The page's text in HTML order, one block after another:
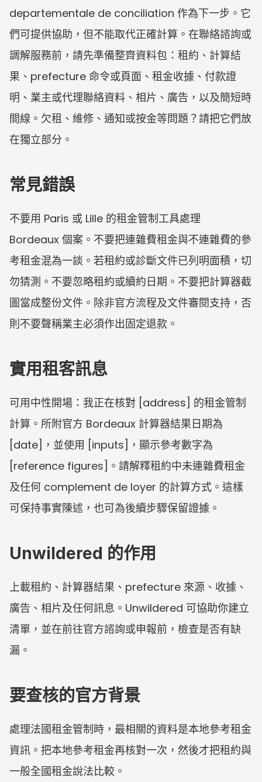
departementale de conciliation 作為下一步。它
們可提供協助，但不能取代正確計算。在聯絡諮詢或
調解服務前，請先準備整齊資料包：租約、計算結
果、prefecture 命令或頁面、租金收據、付款證
明、業主或代理聯絡資料、相片、廣告，以及簡短時
間線。欠租、維修、通知或按金等問題？請把它們放
在獨立部分。
常見錯誤
不要用 Paris 或 Lille 的租金管制工具處理
Bordeaux 個案。不要把連雜費租金與不連雜費的參
考租金混為一談。若租約或診斷文件已列明面積，切
勿猜測。不要忽略租約或續約日期。不要把計算器截
圖當成整份文件。除非官方流程及文件審閱支持，否
則不要聲稱業主必須作出固定退款。
實用租客訊息
可用中性開場：我正在核對 [address] 的租金管制
計算。所附官方 Bordeaux 計算器結果日期為
[date]，並使用 [inputs]，顯示參考數字為
[reference figures]。請解釋租約中未連雜費租金
及任何 complement de loyer 的計算方式。這樣
可保持事實陳述，也可為後續步驟保留證據。
Unwildered 的作用
上載租約、計算器結果、prefecture 來源、收據、
廣告、相片及任何訊息。Unwildered 可協助你建立
清單，並在前往官方諮詢或申報前，檢查是否有缺
漏。
要查核的官方背景
處理法國租金管制時，最相關的資料是本地參考租金
資訊。把本地參考租金再核對一次，然後才把租約與
一般全國租金說法比較。